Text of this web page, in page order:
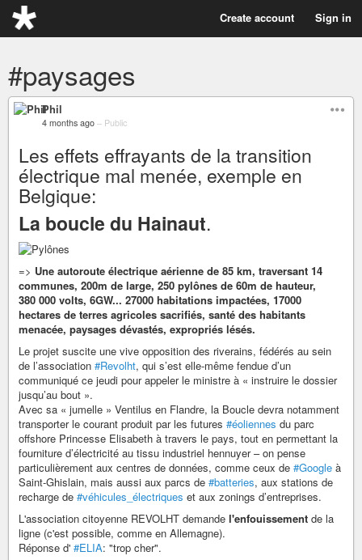
Create account Sign in
#paysages
Phil
4 months ago – Public
Les effets effrayants de la transition
électrique mal menée, exemple en
Belgique:
La boucle du Hainaut.
=> Une autoroute électrique aérienne de 85 km, traversant 14
communes, 200m de large, 250 pylônes de 60m de hauteur,
380 000 volts, 6GW... 27000 habitations impactées, 17000
hectares de terres agricoles sacrifiés, santé des habitants
menacée, paysages dévastés, expropriés lésés.
Le projet suscite une vive opposition des riverains, fédérés au sein
de l’association #Revolht, qui s’est elle-même fendue d’un
communiqué ce jeudi pour appeler le ministre à « instruire le dossier
jusqu’au bout ».
Avec sa « jumelle » Ventilus en Flandre, la Boucle devra notamment
transporter le courant produit par les futures #éoliennes du parc
offshore Princesse Elisabeth à travers le pays, tout en permettant la
fourniture d’électricité au tissu industriel hennuyer – on pense
particulièrement aux centres de données, comme ceux de #Google à
Saint-Ghislain, mais aussi aux parcs de #batteries, aux stations de
recharge de #véhicules_électriques et aux zonings d’entreprises.
L'association citoyenne REVOLHT demande l'enfouissement de la
ligne (c'est possible, comme en Allemagne).
Réponse d' #ELIA: "trop cher".